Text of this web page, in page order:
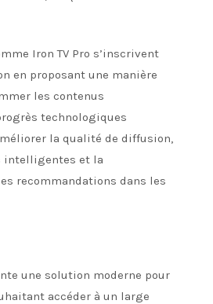
Iron TV Pro s’inscrivent
en proposant une manière
les contenus
technologiques
la qualité de diffusion,
intelligentes et la
recommandations dans les
une solution moderne pour
accéder à un large